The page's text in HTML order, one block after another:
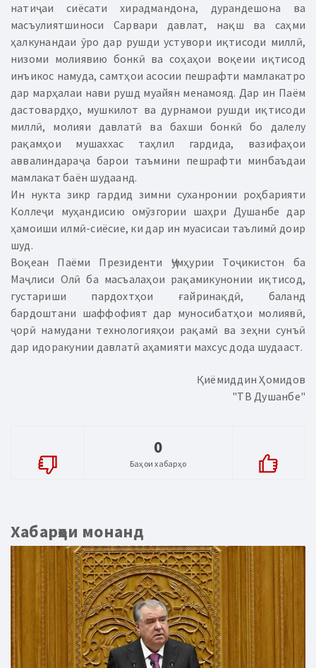
натиҷаи сиёсати хирадмандона, дурандешона ва
масъулиятшиноси Сарвари давлат, нақш ва саҳми
ҳалкунандаи ӯро дар рушди устувори иқтисоди миллӣ,
низоми молиявию бонкӣ ва соҳаҳои воқеии иқтисод
инъикос намуда, самтҳои асосии пешрафти мамлакатро
дар марҳалаи нави рушд муайян менамояд. Дар ин Паём
дастовардҳо, мушкилот ва дурнамои рушди иқтисоди
миллӣ, молияи давлатӣ ва бахши бонкӣ бо далелу
рақамҳои мушаххас таҳлил гардида, вазифаҳои
аввалиндараҷа барои таъмини пешрафти минбаъдаи
мамлакат баён шудаанд.
Ин нукта зикр гардид зимни суханронии роҳбарияти
Коллеҷи муҳандисию омӯзгории шаҳри Душанбе дар
ҳамоиши илмӣ-сиёсие, ки дар ин муасисаи таълимӣ доир
шуд.
Воқеан Паёми Президенти Ҷумҳурии Тоҷикистон ба
Маҷлиси Олӣ ба масъалаҳои рақамикунонии иқтисод,
густариши пардохтҳои ғайринақдӣ, баланд
бардоштани шаффофият дар муносибатҳои молиявӣ,
ҷорӣ намудани технологияҳои рақамӣ ва зеҳни сунъӣ
дар идоракунии давлатӣ аҳамияти махсус дода шудааст.
Қиёмиддин Ҳомидов
"ТВ Душанбе"
0
Баҳои хабарҳо
Хабарҳои монанд